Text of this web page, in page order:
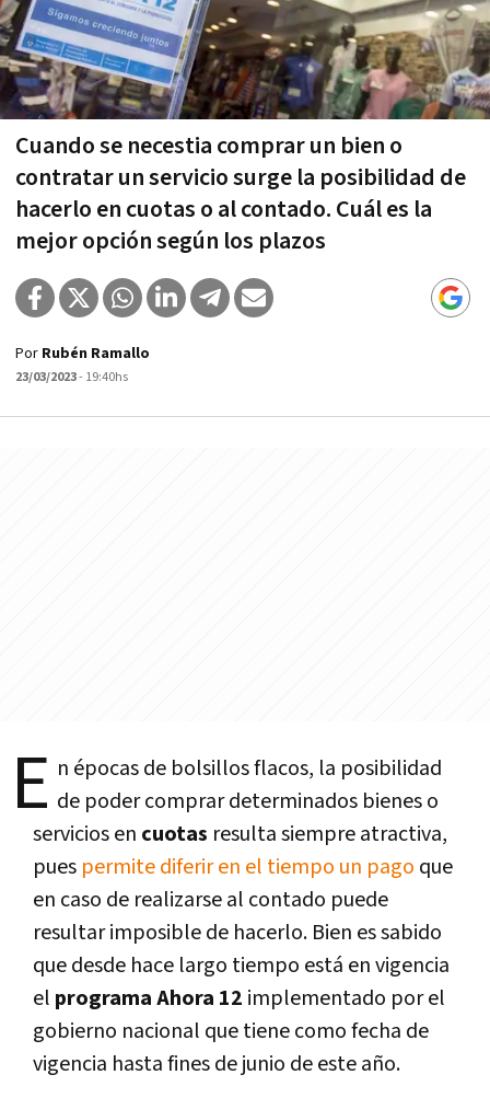
Cuando se necestia comprar un bien o
contratar un servicio surge la posibilidad de
hacerlo en cuotas o al contado. Cuál es la
mejor opción según los plazos
Por Rubén Ramallo
23/03/2023- 19:40hs
E n épocas de bolsillos flacos, la posibilidad
de poder comprar determinados bienes o
servicios en cuotas resulta siempre atractiva,
pues permite diferir en el tiempo un pago que
en caso de realizarse al contado puede
resultar imposible de hacerlo. Bien es sabido
que desde hace largo tiempo está en vigencia
el programa Ahora 12 implementado por el
gobierno nacional que tiene como fecha de
vigencia hasta fines de junio de este año.